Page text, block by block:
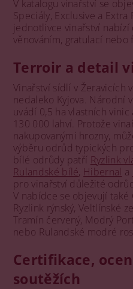
V katalogu vinařství se
Speciály, Exclusive a Extra
jednotlivce vinařství nabízí
věnováním, gratulací nebo
Terroir a detail
Vinařství sídlí v Žeravicích
nedaleko Kyjova. Národní
uvádí 0,5 ha vlastních
130 000 lahví. Protože
nakupovanými hrozny,
výběru odrůd typických
bílé odrůdy patří Ryzlink
Rulandské bílé, Hibernal a
pro vinařství důležité
V nabídce se objevují také
Ryzlink rýnský, Veltlínské
Tramín červený, Modrý
nebo Rulandské modré
Certifikace,
soutěžích